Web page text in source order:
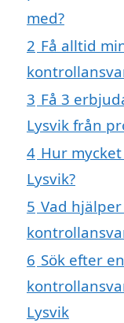
med?
2 Få alltid
3 Få 3
Lysvik från
4 Hur
Lysvik?
5 Vad
6 Sök efter
Lysvik